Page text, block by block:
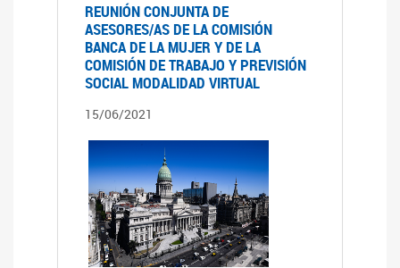
REUNIÓN CONJUNTA DE
ASESORES/AS DE LA COMISIÓN
BANCA DE LA MUJER Y DE LA
COMISIÓN DE TRABAJO Y PREVISIÓN
SOCIAL MODALIDAD VIRTUAL
15/06/2021